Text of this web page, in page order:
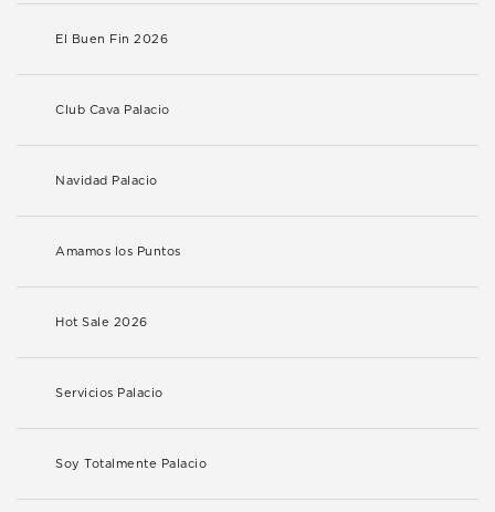
El Buen Fin 2026
Club Cava Palacio
Navidad Palacio
Amamos los Puntos
Hot Sale 2026
Servicios Palacio
Soy Totalmente Palacio